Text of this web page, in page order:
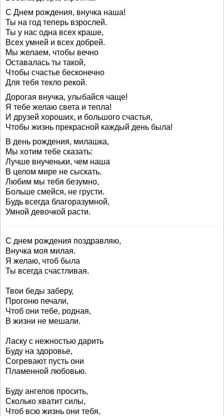
С Днем рождения, внучка наша!
Ты на год теперь взрослей.
Ты у нас одна всех краше,
Всех умней и всех добрей.
Мы желаем, чтобы вечно
Оставалась ты такой,
Чтобы счастье бесконечно
Для тебя текло рекой.
Дорогая внучка, улыбайся чаще!
Я тебе желаю света и тепла!
И друзей хороших, и большого счастья,
Чтобы жизнь прекрасной каждый день была!
В день рождения, милашка,
Мы хотим тебе сказать:
Лучше внученьки, чем наша
В целом мире не сыскать.
Любим мы тебя безумно,
Больше смейся, не грусти.
Будь всегда благоразумной,
Умной девочкой расти.
С днем рождения поздравляю,
Внучка моя милая.
Я желаю, чтоб была
Ты всегда счастливая.
Твои беды заберу,
Прогоню печали,
Чтоб они тебе, родная,
В жизни не мешали.
Ласку с нежностью дарить
Буду на здоровье,
Согревают пусть они
Пламенной любовью.
Буду ангелов просить,
Сколько хватит силы,
Чтоб всю жизнь они тебя,